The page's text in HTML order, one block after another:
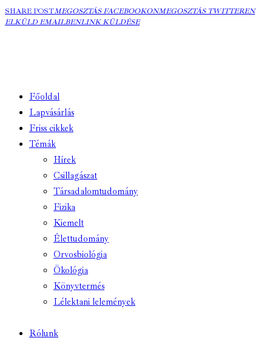
SHARE POSTMEGOSZTÁS
FACEBOOKON
MEGOSZTÁS FACEBOOKONMEGOSZTÁS
MEGOSZTÁS TWITTEREN
ELKÜLD EMAILBENCOPY
LINK KÜLDÉSE
Főoldal
Lapvásárlás
Friss cikkek
Témák
Hírek
Csillagászat
Társadalomtudomány
Fizika
Kiemelt
Élettudomány
Orvosbiológia
Ökológia
Könyvtermés
Lélektani lelemények
Rólunk